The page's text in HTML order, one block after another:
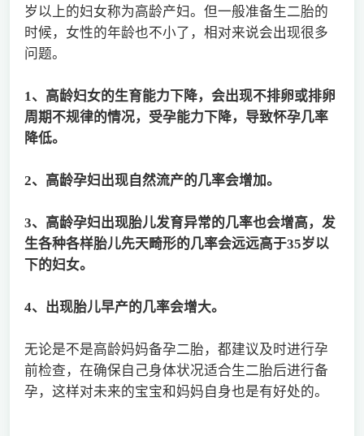
岁以上的妇女称为高龄产妇。但一般准备生二胎的
时候，女性的年龄也不小了，相对来说会出现很多
问题。
1、高龄妇女的生育能力下降，会出现不排卵或排卵
周期不规律的情况，受孕能力下降，导致怀孕几率
降低。
2、高龄孕妇出现自然流产的几率会增加。
3、高龄孕妇出现胎儿发育异常的几率也会增高，发
生各种各样胎儿先天畸形的几率会远远高于35岁以
下的妇女。
4、出现胎儿早产的几率会增大。
无论是不是高龄妈妈备孕二胎，都建议及时进行孕
前检查，在确保自己身体状况适合生二胎后进行备
孕，这样对未来的宝宝和妈妈自身也是有好处的。